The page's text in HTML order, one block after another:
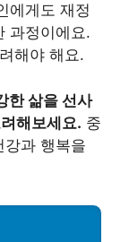
에게도 재정
과정이에요.
해야 해요.
한 삶을 선사
해보세요. 중
강과 행복을